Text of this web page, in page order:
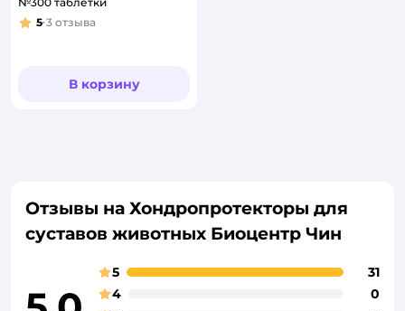
Рейтинг:
5 3 отзыва
В корзину
Отзывы на Хондропротекторы для
суставов животных Биоцентр Чин
5
31
4
0